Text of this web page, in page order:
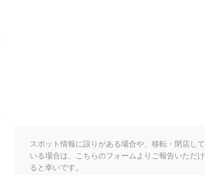
スポット情報に誤りがある場合や、移転・閉店して
いる場合は、こちらのフォームよりご報告いただけ
ると幸いです。